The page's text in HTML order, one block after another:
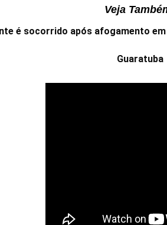
Veja
é socorrido após afogamento
Guaratuba